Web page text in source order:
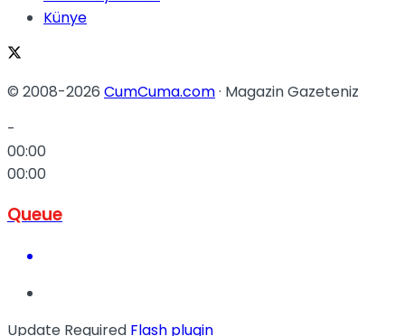
Künye
© 2008-2026 CumCuma.com· Magazin Gazeteniz
-
00:00
00:00
Queue
Update Required Flash plugin